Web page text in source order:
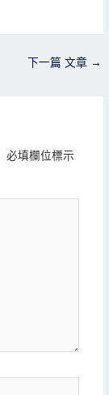
下一篇 文章 →
必填欄位標示